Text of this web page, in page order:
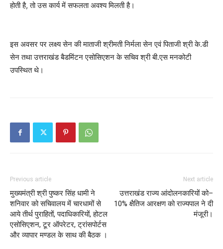
होती है, तो उस कार्य में सफलता अवश्य मिलती है।
इस अवसर पर लक्ष्य सेन की माताजी श्रीमती निर्मला सेन एवं पिताजी श्री के.डी
सेन तथा उत्तराखंड बैडमिंटन एसोसिएशन के सचिव श्री बी.एस मनकोटी
उपस्थित थे।
Previous article
मुख्यमंत्री श्री पुष्कर सिंह धामी ने
शनिवार को सचिवालय में चारधामों से
आये तीर्थ पुराहितों, पदाधिकारियों, होटल
एसोसिएशन, टूर ऑपरेटर, ट्रांसपोर्टस
और व्यापार मण्डल के साथ की बैठक ।
Next article
उत्तराखंड राज्य आंदोलनकारियों को–
10% क्षैतिज आरक्षण को राज्यपाल ने दी
मंजूरी।